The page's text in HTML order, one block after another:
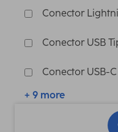
Conector
Conector USB
Conector USB-C
+ 9 more